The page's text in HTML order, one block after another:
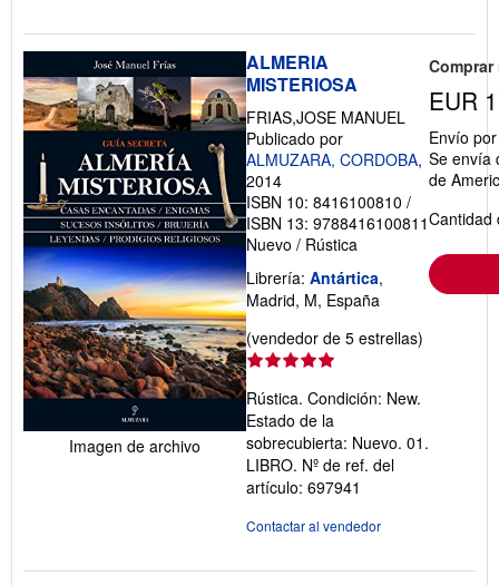
Imagen de archivo
ALMERIA
MISTERIOSA
FRIAS,JOSE MANUEL
Publicado por
ALMUZARA, CORDOBA,
2014
ISBN 10: 8416100810 /
ISBN 13: 9788416100811
Nuevo / Rústica
Librería: Antártica,
Madrid, M, España
(vendedor de 5 estrellas)
5
Rústica. Condición: New.
Estado de la
sobrecubierta: Nuevo. 01.
LIBRO. Nº de ref. del
artículo: 697941
Contactar al vendedor
EUR
Envío
Se envía
de
Cantidad